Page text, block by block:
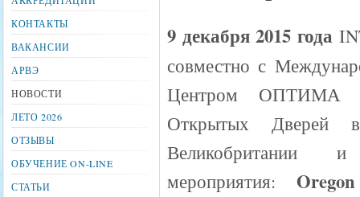
9 декабря 2015 года
совместно с
Центром ОПТИМА
Открытых Дверей
мероприятия:
КОНТАКТЫ
ВАКАНСИИ
АРВЭ
НОВОСТИ
ЛЕТО 2026
ОТЗЫВЫ
ОБУЧЕНИЕ ON-LINE
СТАТЬИ